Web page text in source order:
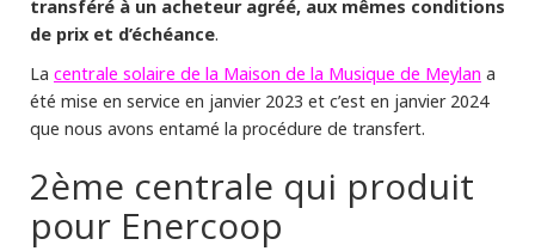
transféré à un acheteur agréé, aux mêmes conditions
de prix et d’échéance.
La centrale solaire de la Maison de la Musique de Meylan a
été mise en service en janvier 2023 et c’est en janvier 2024
que nous avons entamé la procédure de transfert.
2ème centrale qui produit
pour Enercoop